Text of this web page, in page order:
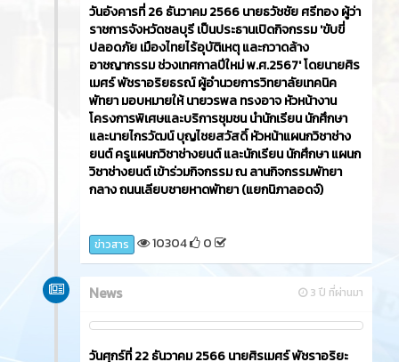
วันอังคารที่ 26 ธันวาคม 2566​ นายธวัชชัย ศรีทอง ผู้ว่า
ราชการจังหวัดชลบุรี เป็นประธานเปิดกิจกรรม 'ขับขี่
ปลอดภัย เมืองไทยไร้อุบัติเหตุ และกวาดล้าง
อาชญากรรม ช่วงเทศกาลปีใหม่ พ.ศ.2567' โดยนายศิร
เมศร์ พัชราอริยธรณ์ ผู้อำนวยการวิทยาลัยเทคนิค
พัทยา มอบหมายให้ นายวรพล ทรงอาจ หัวหน้างาน
โครงการพิเศษและบริการชุมชน นำนักเรียน นักศึกษา
และนายไกรวัฒน์ บุญไชยสวัสดิ์ หัวหน้าแผนกวิชาช่าง
ยนต์ ครูแผนกวิชาช่างยนต์ และนักเรียน นักศึกษา แผนก
วิชาช่างยนต์ เข้าร่วมกิจกรรม ณ ลานกิจกรรมพัทยา
กลาง ถนนเลียบชายหาดพัทยา (แยกนิภาลอดจ์)
ข่าวสาร 10304 0
3 ปี ที่ผ่านมา
News
วันศุกร์ที่ 22 ธันวาคม 2566​ นายศิรเมศร์ พัชราอริยะ